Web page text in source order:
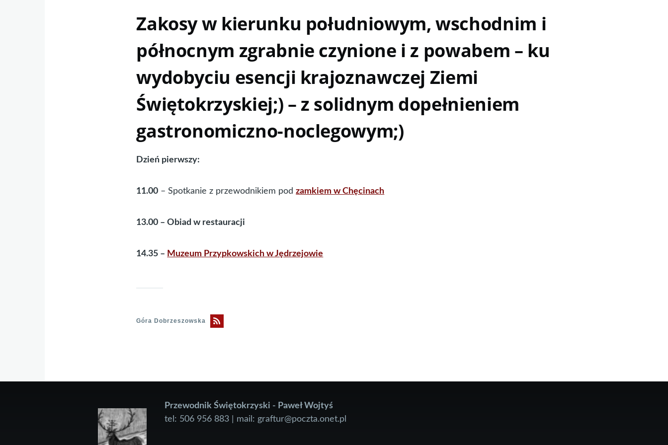
Zakosy w kierunku południowym, wschodnim i
północnym zgrabnie czynione i z powabem – ku
wydobyciu esencji krajoznawczej Ziemi
Świętokrzyskiej;) – z solidnym dopełnieniem
gastronomiczno-noclegowym;)
Dzień pierwszy:
11.00 – Spotkanie z przewodnikiem podzamkiem w Chęcinach
13.00 – Obiad w restauracji
14.35 – Muzeum Przypkowskich w Jędrzejowie
Góra Dobrzeszowska
Przewodnik Świętokrzyski - Paweł Wojtyś
tel: 506 956 883 | mail: graftur@poczta.onet.pl